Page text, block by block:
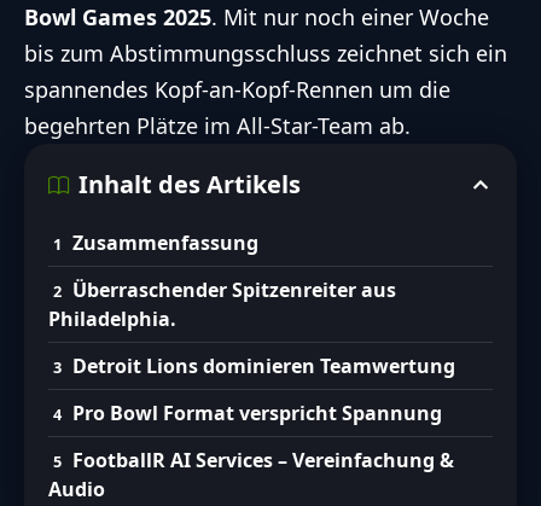
Bowl Games 2025. Mit nur noch einer Woche
bis zum Abstimmungsschluss zeichnet sich ein
spannendes Kopf-an-Kopf-Rennen um die
begehrten Plätze im All-Star-Team ab.
Inhalt des Artikels
Zusammenfassung
Überraschender Spitzenreiter aus
Philadelphia.
Detroit Lions dominieren Teamwertung
Pro Bowl Format verspricht Spannung
FootballR AI Services – Vereinfachung &
Audio